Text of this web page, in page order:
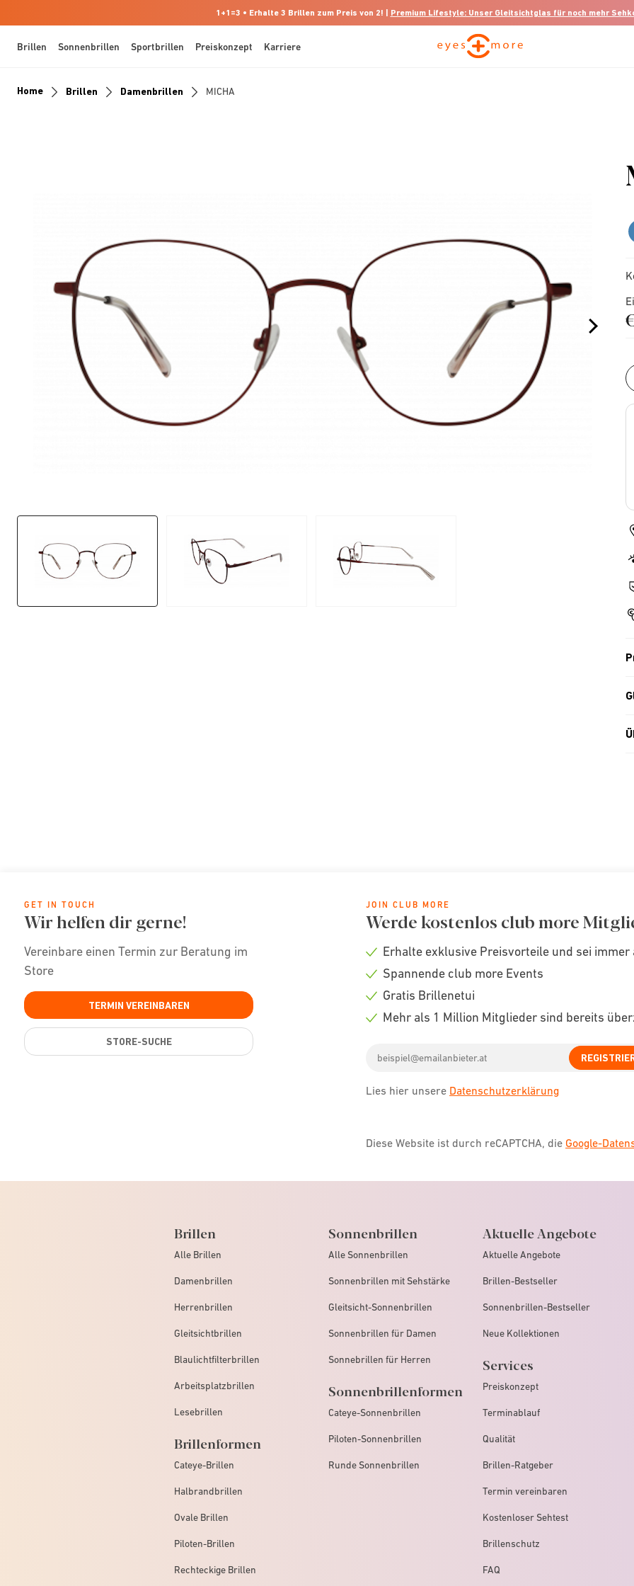
1+1=3 • Erhalte 3 Brillen zum Preis von 2! | Premium Lifestyle: Unser Gleitsichtglas für noch mehr
Brillen Sonnenbrillen Sportbrillen Preiskonzept Karriere
Home Brillen Damenbrillen MICHA
GET IN TOUCH
Wir helfen dir gerne!
Vereinbare einen Termin zur Beratung im
Store
TERMIN VEREINBAREN
STORE-SUCHE
JOIN CLUB MORE
Werde kostenlos club more
Check
Erhalte exklusive Preisvorteile und sei
Check
Spannende club more Events
Check
Gratis Brillenetui
Mehr als 1 Million Mitglieder sind bereits
address
Lies hier unsere Datenschutzerklärung
Diese Website ist durch reCAPTCHA, die Google-
Brillen
Alle Brillen
Damenbrillen
Herrenbrillen
Gleitsichtbrillen
Blaulichtfilterbrillen
Arbeitsplatzbrillen
Lesebrillen
Brillenformen
Cateye-Brillen
Halbrandbrillen
Ovale Brillen
Piloten-Brillen
Rechteckige Brillen
Sonnenbrillen
Alle Sonnenbrillen
Sonnenbrillen mit Sehstärke
Gleitsicht-Sonnenbrillen
Sonnenbrillen für Damen
Sonnebrillen für Herren
Sonnenbrillenformen
Cateye-Sonnenbrillen
Piloten-Sonnenbrillen
Runde Sonnenbrillen
Aktuelle Angebote
Aktuelle Angebote
Brillen-Bestseller
Sonnenbrillen-Bestseller
Neue Kollektionen
Services
Preiskonzept
Terminablauf
Qualität
Brillen-Ratgeber
Termin vereinbaren
Kostenloser Sehtest
Brillenschutz
FAQ